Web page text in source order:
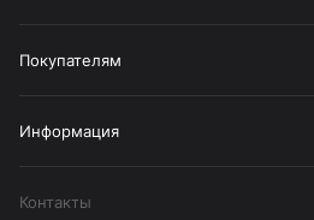
Покупателям
Информация
Контакты